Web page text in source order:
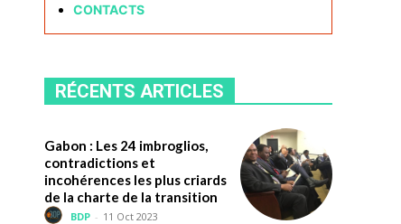
CONTACTS
RÉCENTS ARTICLES
Gabon : Les 24 imbroglios,
contradictions et
incohérences les plus criards
de la charte de la transition
BDP - 11 Oct 2023